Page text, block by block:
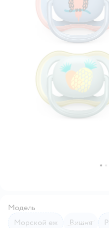
Модель
Морской еж
Вишня